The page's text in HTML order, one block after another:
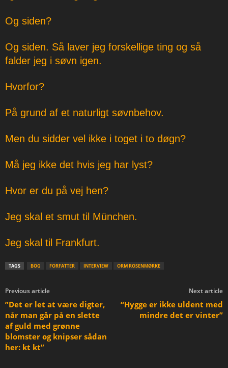
Og siden?
Og siden. Så laver jeg forskellige ting og så
falder jeg i søvn igen.
Hvorfor?
På grund af et naturligt søvnbehov.
Men du sidder vel ikke i toget i to døgn?
Må jeg ikke det hvis jeg har lyst?
Hvor er du på vej hen?
Jeg skal et smut til München.
Jeg skal til Frankfurt.
TAGS BOG FORFATTER INTERVIEW ORM ROSENMØRKE
Previous article
”Det er let at være digter,
når man går på en slette
af guld med grønne
blomster og knipser sådan
her: kt kt”
Next article
“Hygge er ikke uldent med
mindre det er vinter”